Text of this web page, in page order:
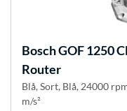
BoschGOF 1250
Router
Blå, Sort, Blå, 24000
m/s²